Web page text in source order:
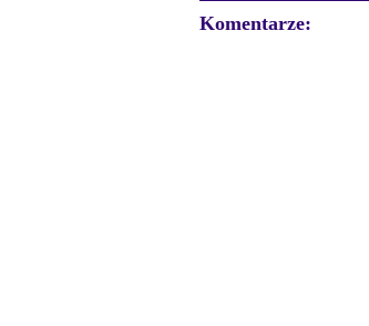
Komentarze: